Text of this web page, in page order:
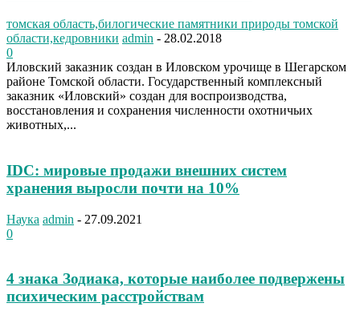
томская область,билогические памятники природы томской
области,кедровники admin - 28.02.2018
0
Иловский заказник создан в Иловском урочище в Шегарском
районе Томской области. Государственный комплексный
заказник «Иловский» создан для воспроизводства,
восстановления и сохранения численности охотничьих
животных,...
IDC: мировые продажи внешних систем
хранения выросли почти на 10%
Наука admin - 27.09.2021
0
4 знака Зодиака, которые наиболее подвержены
психическим расстройствам